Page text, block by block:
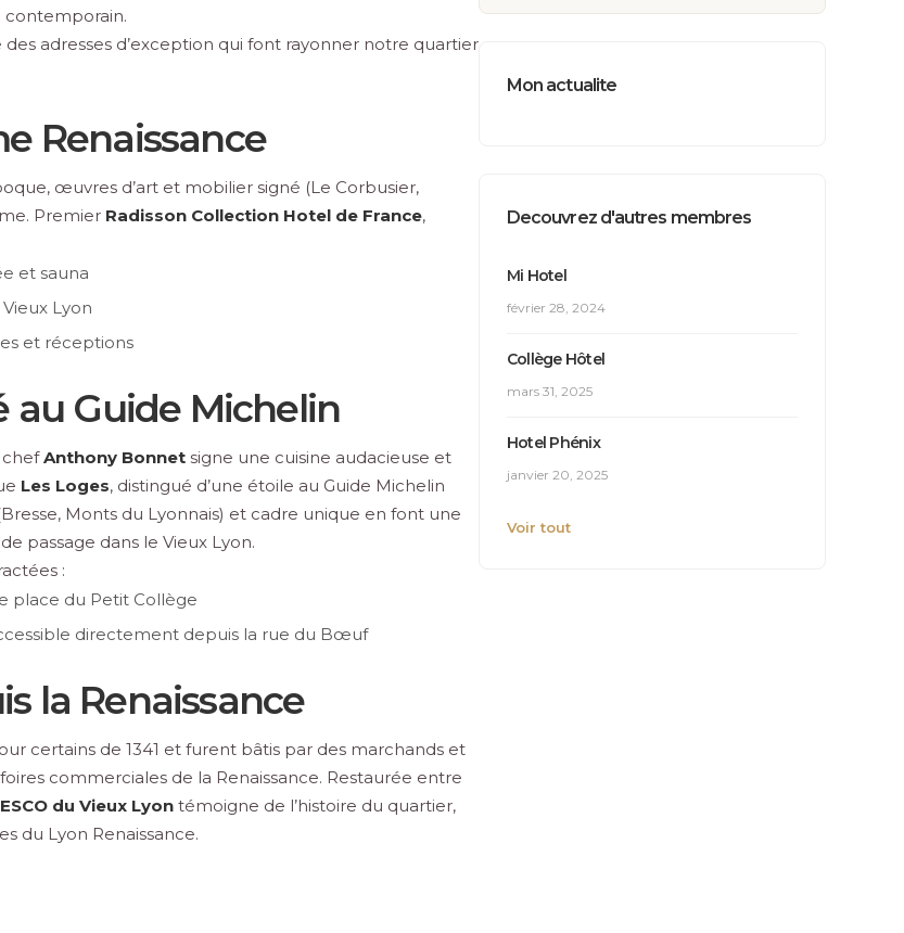
contemporain.
des adresses d’exception qui font rayonner notre quartier
Renaissance
œuvres d’art et mobilier signé (Le Corbusier,
Premier Radisson Collection Hotel de France,
et sauna
Lyon
et réceptions
au Guide Michelin
chefAnthony Bonnet signe une cuisine audacieuse et
Les Loges, distingué d’une étoile au Guide Michelin
Monts du Lyonnais) et cadre unique en font une
passage dans le Vieux Lyon.
:
place du Petit Collège
directement depuis la rue du Bœuf
la Renaissance
certains de 1341 et furent bâtis par des marchands et
commerciales de la Renaissance. Restaurée entre
du Vieux Lyon témoigne de l’histoire du quartier,
du Lyon Renaissance.
Mon actualite
Decouvrez d'autres membres
Mi Hotel
février 28, 2024
Collège Hôtel
mars 31, 2025
Hotel Phénix
janvier 20, 2025
Voir tout